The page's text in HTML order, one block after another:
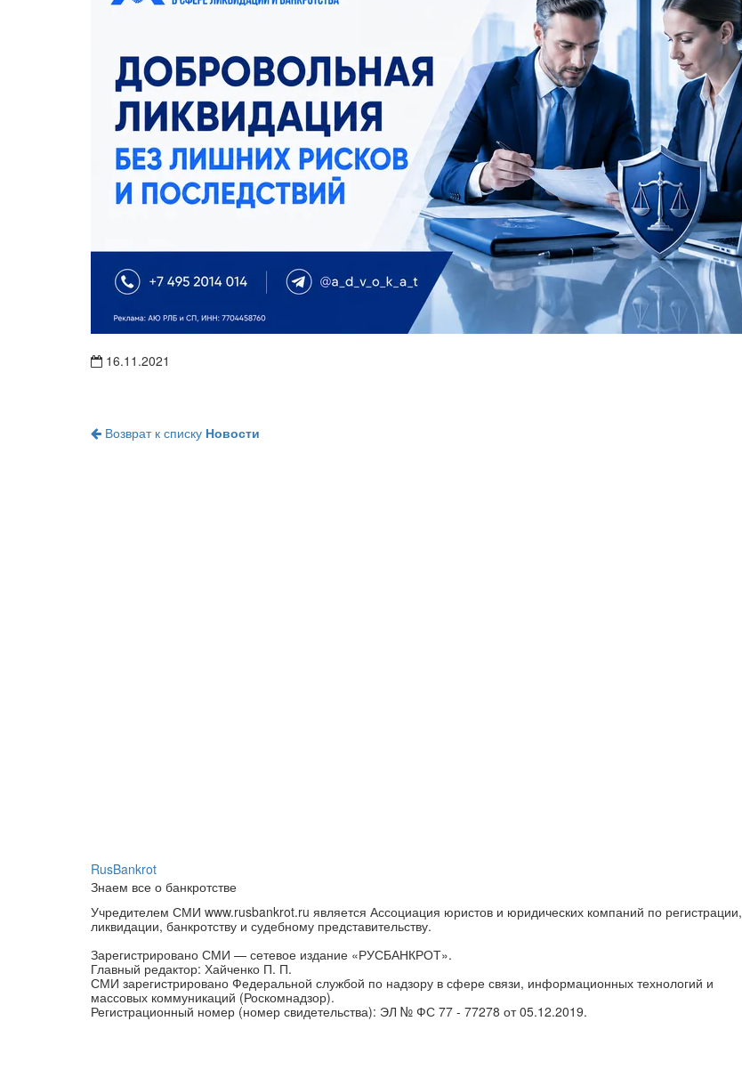
16.11.2021
Возврат к списку Новости
RusBankrot
Знаем все о банкротстве
Учредителем СМИ www.rusbankrot.ru является Ассоциация юристов и юридических компаний по регистрации,
ликвидации, банкротству и судебному представительству.
Зарегистрировано СМИ — сетевое издание «РУСБАНКРОТ».
Главный редактор: Хайченко П. П.
СМИ зарегистрировано Федеральной службой по надзору в сфере связи, информационных технологий и
массовых коммуникаций (Роскомнадзор).
Регистрационный номер (номер свидетельства): ЭЛ № ФС 77 - 77278 от 05.12.2019.